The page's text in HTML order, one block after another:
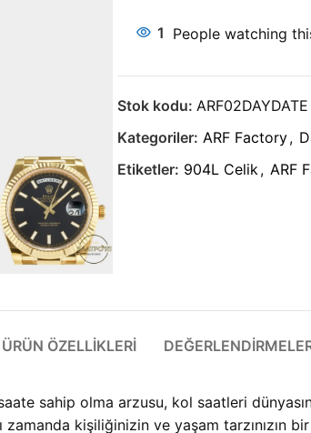
1 People watching
Stok kodu: ARF02DAYDATE
Kategoriler: ARF Factory,
Etiketler: 904L Celik , ARF
ÜRÜN ÖZELLIKLERI
sahip olma arzusu, kol saatleri
kişiliğinizin ve yaşam tarzınızın